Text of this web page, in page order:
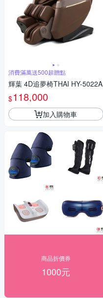
消費滿萬送500超贈點
輝葉 4D追夢椅THAI HY-5022A
$118,000
加入購物車
商品折價券
1000元